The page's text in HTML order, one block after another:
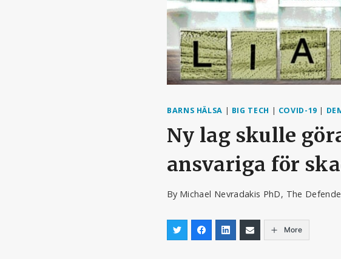
BARNS HÄLSA | BIG TECH | COVID-19 |
Ny lag skulle
ansvariga för
By Michael Nevradakis PhD, The
More